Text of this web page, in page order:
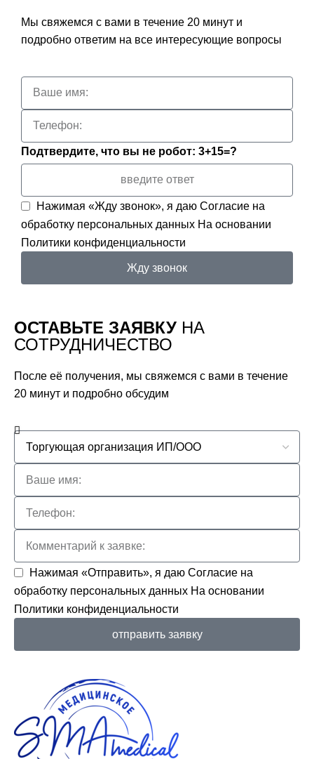
Мы свяжемся с вами в течение 20 минут и
подробно ответим на все интересующие вопросы
Подтвердите, что вы не робот: 3+15=?
Нажимая «Жду звонок», я даю Согласие на
обработку персональных данных На основании
Политики конфиденциальности
Жду звонок
ОСТАВЬТЕ ЗАЯВКУ НА
СОТРУДНИЧЕСТВО
После её получения, мы свяжемся с вами в течение
20 минут и подробно обсудим
Нажимая «Отправить», я даю Согласие на
обработку персональных данных На основании
Политики конфиденциальности
отправить заявку